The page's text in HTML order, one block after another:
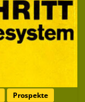
Prospekte